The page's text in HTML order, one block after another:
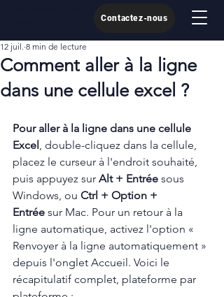
Contactez-nous
Comment aller à la ligne
dans une cellule excel ?
12 juil. 8 min de lecture
Pour aller à la ligne dans une cellule
Excel, double-cliquez dans la cellule,
placez le curseur à l'endroit souhaité,
puis appuyez sur Alt + Entrée sous
Windows, ou Ctrl + Option +
Entrée sur Mac. Pour un retour à la
ligne automatique, activez l'option «
Renvoyer à la ligne automatiquement »
depuis l'onglet Accueil. Voici le
récapitulatif complet, plateforme par